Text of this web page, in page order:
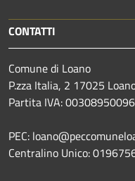
CONTATTI
Comune di Loano
P.zza Italia, 2 17025
Partita IVA: 00308950096
PEC:
Centralino Unico: